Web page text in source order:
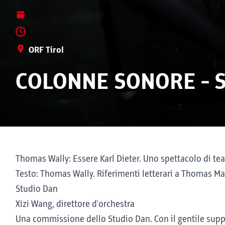
ORF Tirol
COLONNE SONORE -
Thomas Wally: Essere Karl Dieter. Uno spettacolo di
Testo: Thomas Wally. Riferimenti letterari a Thomas
Studio Dan
Xizi Wang, direttore d'orchestra
Una commissione dello Studio Dan. Con il gentile